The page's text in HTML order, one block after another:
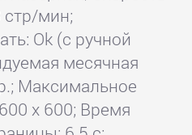
стр/мин;
Ok (с ручной
месячная
Максимальное
x 600; Время